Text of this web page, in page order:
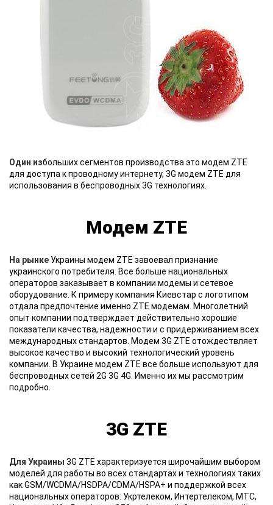
Один избольших сегментов производства это модем ZTE
для доступа к проводному интернету, 3G модем ZTE для
использования в беспроводных 3G технологиях.
Модем ZTE
На рынке Украины модем ZTE завоевал признание
украинского потребителя. Все больше национальных
операторов заказывает в компании модемы и сетевое
оборудование. К примеру компания Киевстар с логотипом
отдала предпочтение именно ZTE модемам. Многолетний
опыт компании подтверждает действительно хорошие
показатели качества, надежности и с придерживанием всех
международных стандартов. Модем 3G ZTE отождествляет
высокое качество и высокий технологический уровень
компании. В Украине модем ZTE все больше используют для
беспроводных сетей 2G 3G 4G. Именно их мы рассмотрим
подробно.
3G ZTE
Для Украины 3G ZTE характеризуется широчайшим выбором
моделей для работы во всех стандартах и технологиях таких
как GSM/WCDMA/HSDPA/CDMA/HSPA+ и поддержкой всех
национальных операторов: Укртелеком, Интертелеком, МТС,